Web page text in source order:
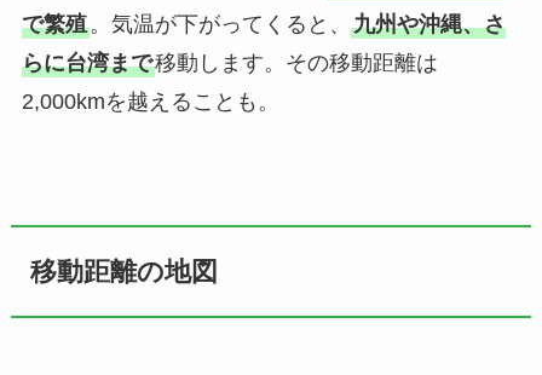
で繁殖。気温が下がってくると、 九州や沖縄、さ
らに台湾まで移動します。その移動距離は
2,000kmを越えることも。
移動距離の地図